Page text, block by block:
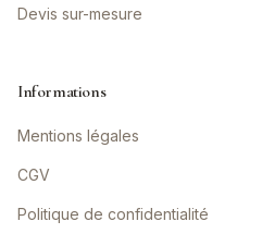
Devis sur-mesure
Informations
Mentions légales
CGV
Politique de confidentialité